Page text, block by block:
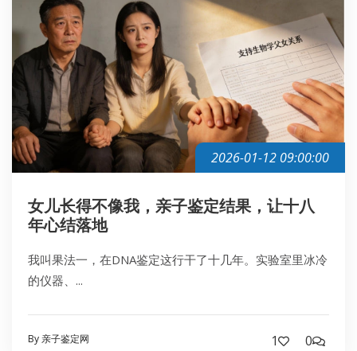
2026-01-12 09:00:00
女儿长得不像我，亲子鉴定结果，让十八
年心结落地
我叫果法一，在DNA鉴定这行干了十几年。实验室里冰冷
的仪器、...
By 亲子鉴定网 1 0